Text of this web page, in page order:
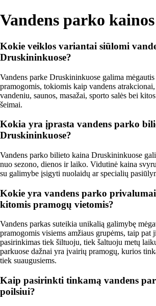
Vandens parko kainos
Kokie veiklos variantai siūlomi
Druskininkuose?
Vandens parke Druskininkuose galima
pramogomis, tokiomis kaip vandens
vandeniu, saunos, masažai, sporto salės bei
šeimai.
Kokia yra įprasta vandens parko
Druskininkuose?
Vandens parko bilieto kaina Druskininkuose
nuo sezono, dienos ir laiko. Vidutinė kaina
su galimybe įsigyti nuolaidų ar specialių
Kokie yra vandens parko
kitomis pramogų vietomis?
Vandens parkas suteikia unikalią galimybę
pramogomis visiems amžiaus grupėms, taip pat
pasirinkimas tiek šiltuoju, tiek šaltuoju metų
parkuose dažnai yra įvairių pramogų, kurios
tiek suaugusiems.
Kaip pasirinkti tinkamą vandens
poilsiui?